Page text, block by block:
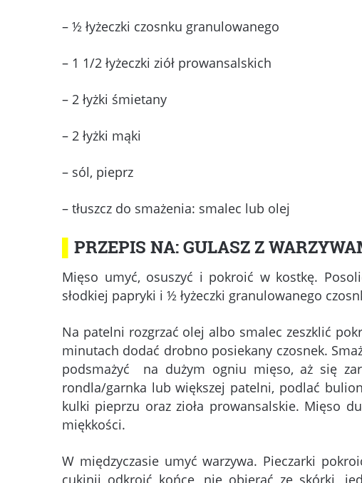
– ½ łyżeczki czosnku granulowanego
– 1 1/2 łyżeczki ziół prowansalskich
– 2 łyżki śmietany
– 2 łyżki mąki
– sól, pieprz
– tłuszcz do smażenia: smalec lub olej
PRZEPIS NA: GULASZ Z
Mięso umyć, osuszyć i pokroić w kostkę.
słodkiej papryki i ½ łyżeczki granulowanego
Na patelni rozgrzać olej albo smalec zeszklić
minutach dodać drobno posiekany czosnek.
podsmażyć na dużym ogniu mięso, aż się
rondla/garnka lub większej patelni, podlać
kulki pieprzu oraz zioła prowansalskie. Mięso
miękkości.
W międzyczasie umyć warzywa. Pieczarki